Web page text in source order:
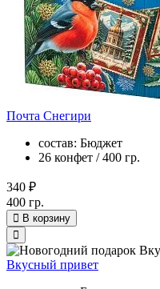
Почта Снегири
состав: Бюджет
26 конфет / 400 гр.
340 ₽
400 гр.
В корзину
Вкусный привет